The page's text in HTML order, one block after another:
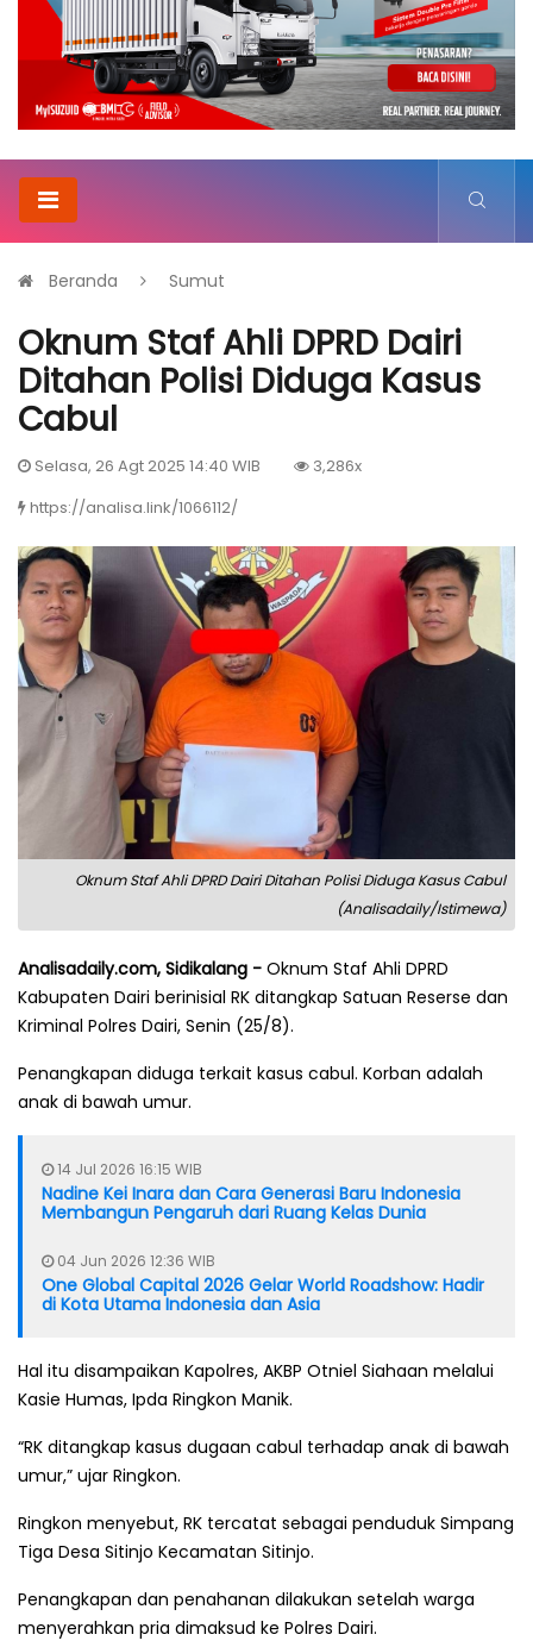
Beranda Sumut
Oknum Staf Ahli DPRD Dairi
Ditahan Polisi Diduga Kasus
Cabul
Selasa, 26 Agt 2025 14:40 WIB
3,286x
https://analisa.link/1066112/
Oknum Staf Ahli DPRD Dairi Ditahan Polisi Diduga Kasus Cabul
(Analisadaily/Istimewa)
Analisadaily.com, Sidikalang - Oknum Staf Ahli DPRD
Kabupaten Dairi berinisial RK ditangkap Satuan Reserse dan
Kriminal Polres Dairi, Senin (25/8).
Penangkapan diduga terkait kasus cabul. Korban adalah
anak di bawah umur.
14 Jul 2026 16:15 WIB
Nadine Kei Inara dan Cara Generasi Baru Indonesia
Membangun Pengaruh dari Ruang Kelas Dunia
04 Jun 2026 12:36 WIB
One Global Capital 2026 Gelar World Roadshow: Hadir
di Kota Utama Indonesia dan Asia
Hal itu disampaikan Kapolres, AKBP Otniel Siahaan melalui
Kasie Humas, Ipda Ringkon Manik.
“RK ditangkap kasus dugaan cabul terhadap anak di bawah
umur,” ujar Ringkon.
Ringkon menyebut, RK tercatat sebagai penduduk Simpang
Tiga Desa Sitinjo Kecamatan Sitinjo.
Penangkapan dan penahanan dilakukan setelah warga
menyerahkan pria dimaksud ke Polres Dairi.